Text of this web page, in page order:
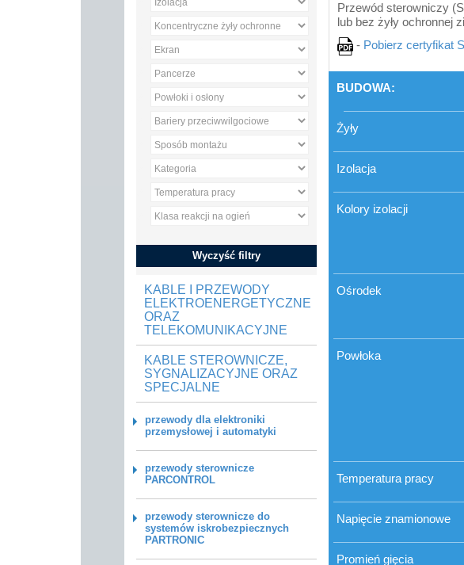
Wyczyść filtry
KABLE I PRZEWODY
ELEKTROENERGETYCZNE
ORAZ
TELEKOMUNIKACYJNE
KABLE STEROWNICZE,
SYGNALIZACYJNE ORAZ
SPECJALNE
przewody dla elektroniki
przemysłowej i automatyki
przewody sterownicze
PARCONTROL
przewody sterownicze do
systemów iskrobezpiecznych
PARTRONIC
Przewód sterowniczy
lub bez żyły ochronnej
- Pobierz certyfikat
BUDOWA:
Żyły
Izolacja
Kolory izolacji
Ośrodek
Powłoka
Temperatura pracy
Napięcie znamionowe
Promień gięcia